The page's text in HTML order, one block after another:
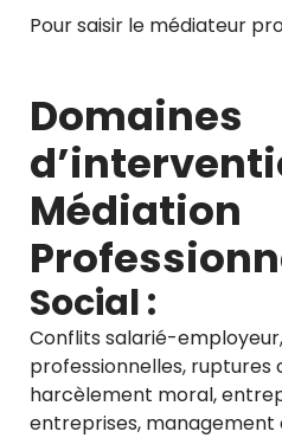
Pour saisir le médiateur
Domaines
Médiation
Social :
Conflits salarié-
professionnelles, ruptures
harcèlement moral,
entreprises, management